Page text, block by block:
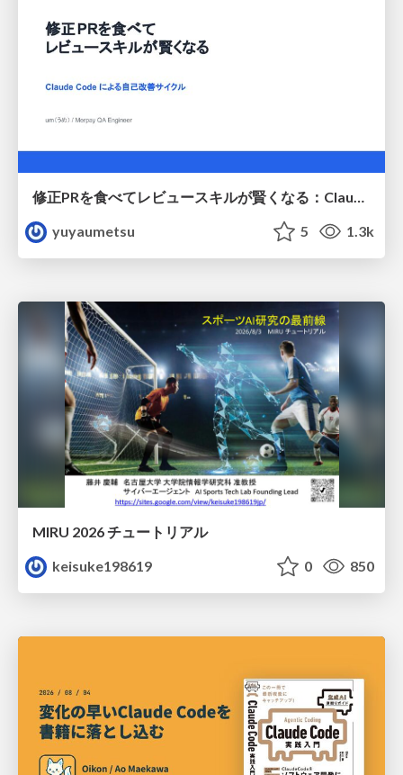
修正PRを食べてレビュースキルが賢くなる：Claude Codeによる自己改善サイクル
yuyaumetsu
5 1.3k
MIRU 2026 チュートリアル
keisuke198619
0 850